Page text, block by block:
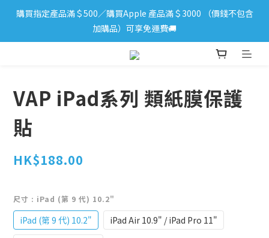
iPhone 17 系列新登場！立即訂購
購買指定產品滿＄500／購買Apple 產品滿＄3000 （價錢不包含
加購品）可享免運費🚚
iPhone 17 系列新登場！立即訂購
VAP iPad系列 類紙膜保護
貼
HK$188.00
尺寸 : iPad (第 9 代) 10.2"
iPad (第 9 代) 10.2"
iPad Air 10.9" / iPad Pro 11"